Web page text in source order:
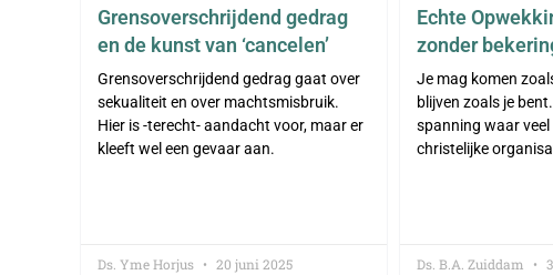
Grensoverschrijdend gedrag
en de kunst van ‘cancelen’
Grensoverschrijdend gedrag gaat over
sekualiteit en over machtsmisbruik.
Hier is -terecht- aandacht voor, maar er
kleeft wel een gevaar aan.
Ds. Yme Horjus 20 juni 2025
Echte
zonder
Je mag komen
blijven zoals je
spanning waar veel
christelijke
Ds. B.A. Zuiddam